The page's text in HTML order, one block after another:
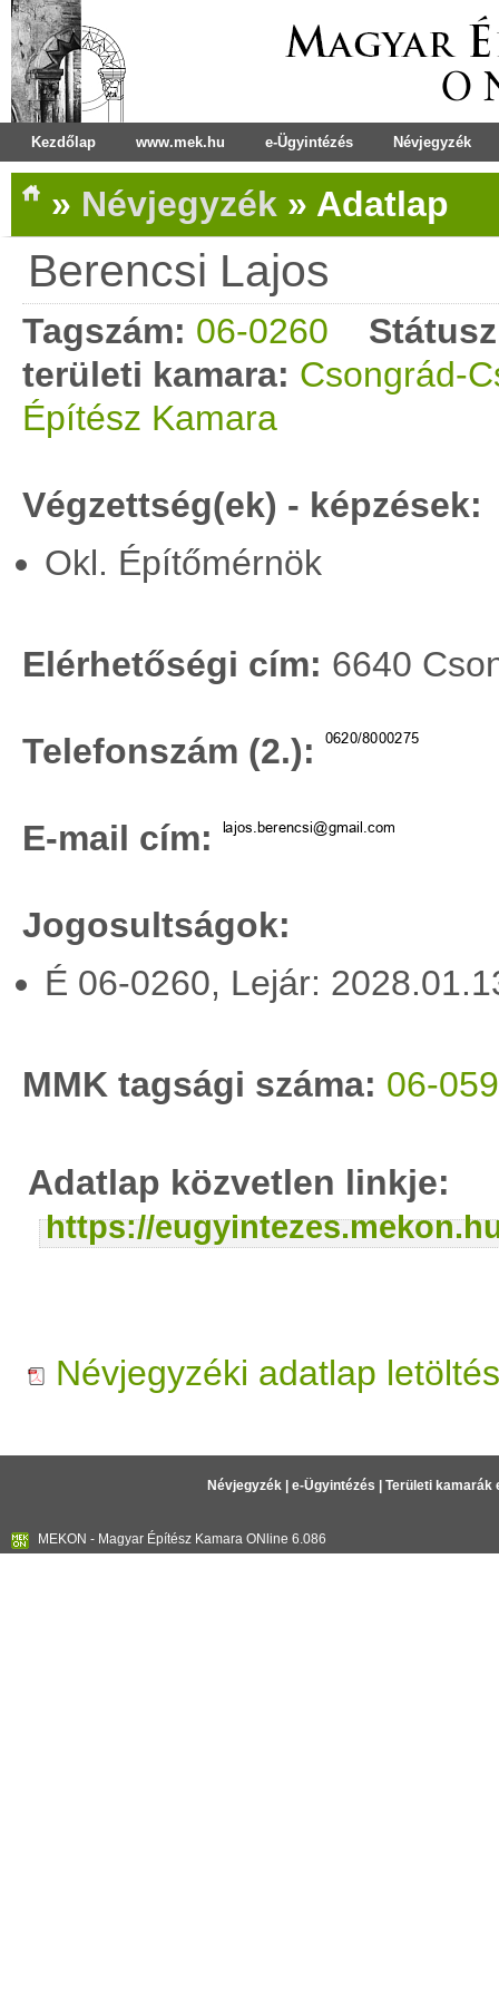
Kezdőlap www.mek.hu e-Ügyintézés Névjegyzék
» Névjegyzék » Adatlap
Berencsi Lajos
Tagszám: 06-0260
területi kamara: Csongrád-
Építész Kamara
Végzettség(ek) - képzések:
Okl. Építőmérnök
Elérhetőségi cím: 6640
Telefonszám (2.):
E-mail cím:
Jogosultságok:
É 06-0260, Lejár:
MMK tagsági száma: 06-
Adatlap közvetlen linkje:
https://
Névjegyzéki adatlap
Névjegyzék| e-Ügyintézés Területi kamarák
MEKON - Magyar Építész Kamara ONline 6.086